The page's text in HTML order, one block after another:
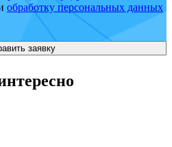
обработку персональных данных